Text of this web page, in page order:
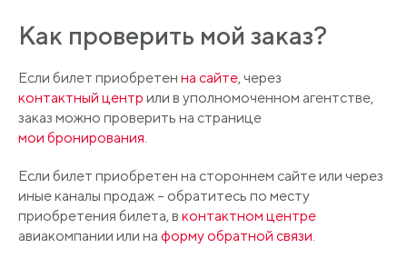
Как проверить мой заказ?
Если билет приобретен на сайте, через
контактный центр или в уполномоченном агентстве,
заказ можно проверить на странице
мои бронирования.
Если билет приобретен на стороннем сайте или через
иные каналы продаж – обратитесь по месту
приобретения билета, в контактном центре
авиакомпании или на форму обратной связи.